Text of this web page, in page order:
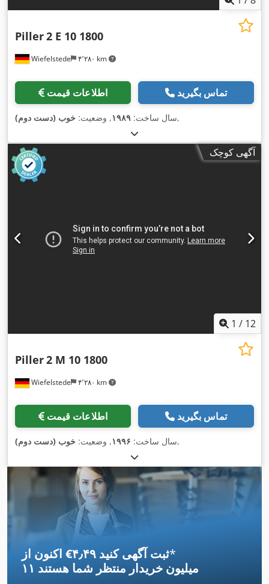
Wiefelstede ۴٬۲۸۰ km
Piller2 E 10 1800
اطلاعات قیمت تماس بگیرید
سال ساخت: ۱۹۸۹, وضعیت: خوب (دست دوم) ,
آگهی کوچک
1 / 12
Wiefelstede ۴٬۲۸۰ km
Piller2 M 10 1800
اطلاعات قیمت تماس بگیرید
سال ساخت: ۱۹۹۶, وضعیت: خوب (دست دوم) ,
اکنون از ‎€۴٫۴۹ ثبت آگهی کنید*
۱۱ میلیون خریدار منتظر شما هستند